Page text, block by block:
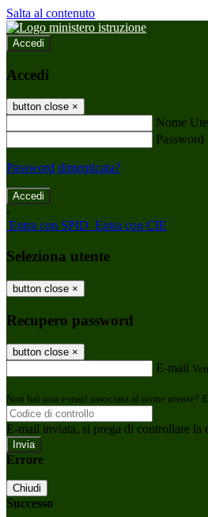
Salta al contenuto
Accedi
Accedi
button close ×
Nome
Password
Password dimenticata?
-
Entra con SPID Entra con CIE
Seleziona utente
button close ×
Recupero password
button close ×
E-mail
Non hai una e-mail associata al nome utente?
E-mail inviata, si prega di controllare la
Errore
Chiudi
Successo